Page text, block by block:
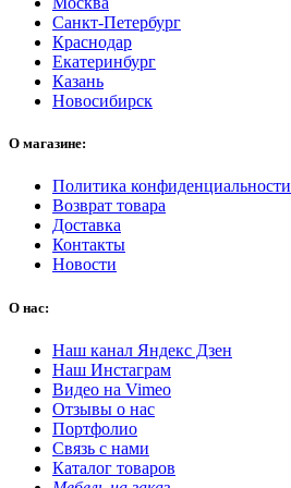
Санкт-Петербург
Краснодар
Екатеринбург
Казань
Новосибирск
О магазине:
Политика конфиденциальности
Возврат товара
Доставка
Контакты
Новости
О нас:
Наш канал Яндекс Дзен
Наш Инстаграм
Видео на Vimeo
Отзывы о нас
Портфолио
Связь с нами
Каталог товаров